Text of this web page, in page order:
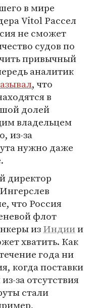
в мире
Vitol Рассел
не сможет
судов по
привычный
аналитик
, что
в
долей
владельцем
из-за
нужно даже
директор
что Россия
флот
изИндиии
хватить. Как
года ни
когда поставки
за отсутствия
стали